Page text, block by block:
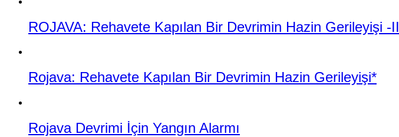
ROJAVA: Rehavete Kapılan Bir Devrimin Hazin Gerileyişi -II
Rojava: Rehavete Kapılan Bir Devrimin Hazin Gerileyişi*
Rojava Devrimi İçin Yangın Alarmı